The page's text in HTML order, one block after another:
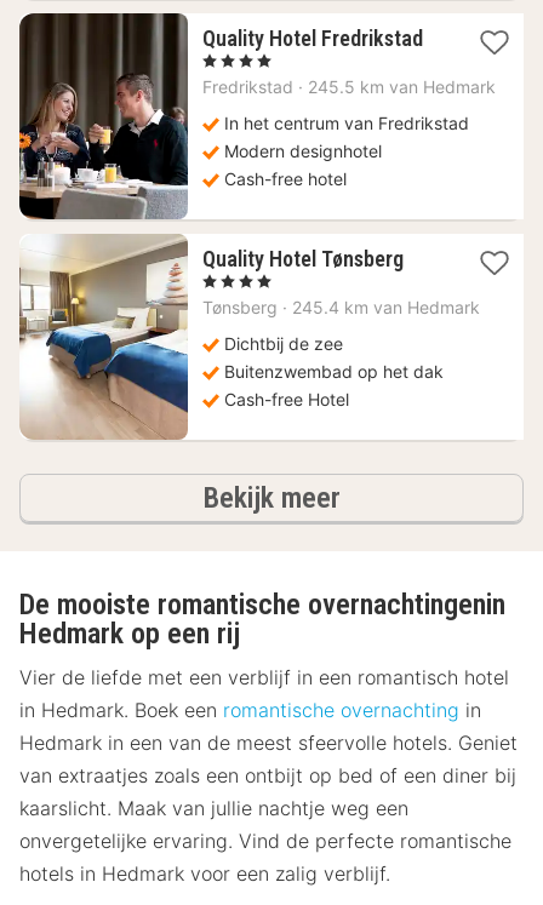
Quality Hotel Fredrikstad1
vanaf
€
, 4 Sterren
Fredrikstad · 245.5 km van Hedmark
In het centrum van Fredrikstad
Modern designhotel
Cash-free hotel
Quality Hotel Tønsberg1
vanaf
, 4 Sterren
Tønsberg · 245.4 km van Hedmark
Dichtbij de zee
Buitenzwembad op het dak
Cash-free Hotel
Bekijk meerhotels
De mooiste romantische overnachtingenin
Hedmark op een rij
Vier de liefde met een verblijf in een romantisch hotel
in Hedmark. Boek een romantische overnachting in
Hedmark in een van de meest sfeervolle hotels. Geniet
van extraatjes zoals een ontbijt op bed of een diner bij
kaarslicht. Maak van jullie nachtje weg een
onvergetelijke ervaring. Vind de perfecte romantische
hotels in Hedmark voor een zalig verblijf.